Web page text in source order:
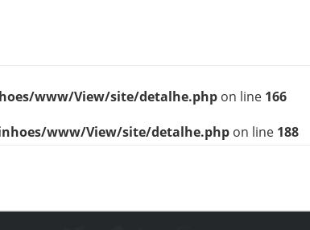
www/View/site/detalhe.php on line 166
www/View/site/detalhe.php on line 188